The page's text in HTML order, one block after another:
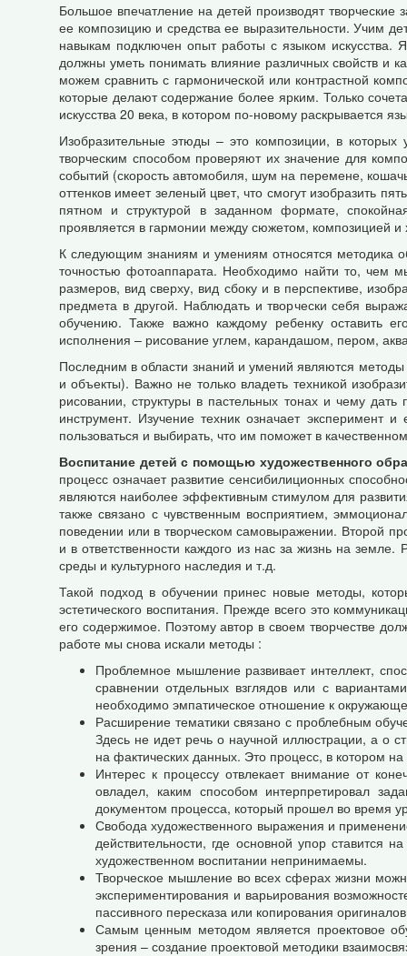
Большое впечатление на детей производят творческие
ее композицию и средства ее выразительности. Учим
навыкам подключен опыт работы с языком искусства.
должны уметь понимать влияние различных свойств и
можем сравнить с гармонической или контрастной
которые делают содержание более ярким. Только
искусства 20 века, в котором по-новому раскрывается
Изобразительные этюды – это композиции, в которых
творческим способом проверяют их значение для
событий (скорость автомобиля, шум на перемене,
оттенков имеет зеленый цвет, что смогут изобразить
пятном и структурой в заданном формате,
проявляется в гармонии между сюжетом, композицией и
К следующим знаниям и умениям относятся методика
точностью фотоаппарата. Необходимо найти то, чем
размеров, вид сверху, вид сбоку и в перспективе,
предмета в другой. Наблюдать и творчески себя
обучению. Также важно каждому ребенку оставить
исполнения – рисование углем, карандашом, пером,
Последним в области знаний и умений являются
и объекты). Важно не только владеть техникой
рисовании, структуры в пастельных тонах и чему
инструмент. Изучение техник означает
пользоваться и выбирать, что им поможет в
Воспитание детей с помощью художественного
процесс означает развитие сенсибилиционных
являются наиболее эффективным стимулом для
также связано с чувственным восприятием,
поведении или в творческом самовыражении. Второй
и в ответственности каждого из нас за жизнь на
среды и культурного наследия и т.д.
Такой подход в обучении принес новые методы,
эстетического воспитания. Прежде всего это
его содержимое. Поэтому автор в своем творчестве
работе мы снова искали методы :
Проблемное мышление развивает интеллект,
сравнении отдельных взглядов или с
необходимо эмпатическое отношение к
Расширение тематики связано с проблебным
Здесь не идет речь о научной иллюстрации, а о
на фактических данных. Это процесс, в котором
Интерес к процессу отвлекает внимание от
овладел, каким способом интерпретировал
документом процесса, который прошел во время
Свобода художественного выражения и
действительности, где основной упор ставится
художественном воспитании непринимаемы.
Творческое мышление во всех сферах жизни
экспериментирования и варьирования
пассивного пересказа или копирования
Самым ценным методом является проектовое
зрения – создание проектовой методики